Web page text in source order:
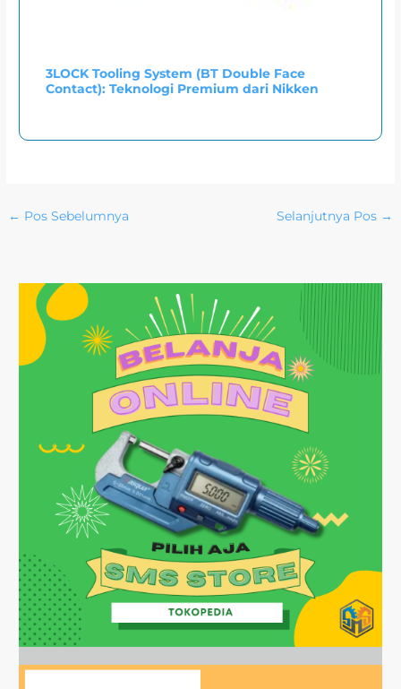
3LOCK Tooling System (BT Double Face
Contact): Teknologi Premium dari Nikken
← Pos Sebelumnya Selanjutnya Pos →